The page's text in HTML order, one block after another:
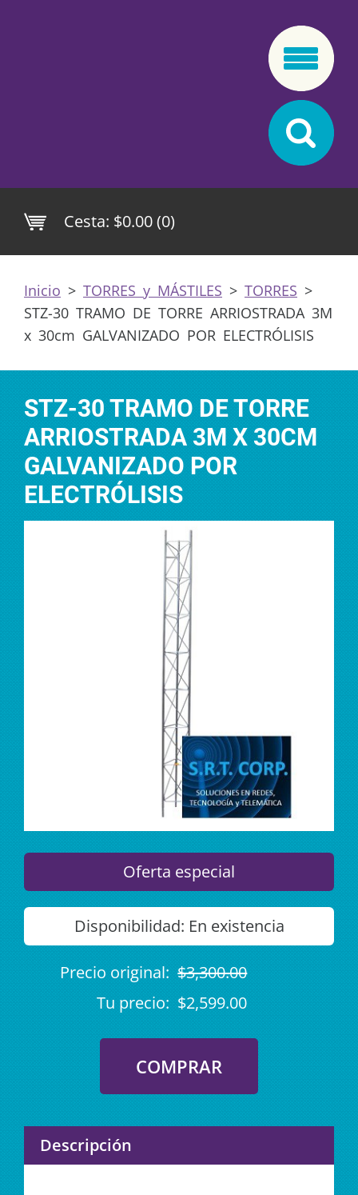
Cesta: $0.00 (0)
Inicio > TORRES y MÁSTILES > TORRES >
STZ-30 TRAMO DE TORRE ARRIOSTRADA 3M
x 30cm GALVANIZADO POR ELECTRÓLISIS
STZ-30 TRAMO DE TORRE
ARRIOSTRADA 3M X 30CM
GALVANIZADO POR
ELECTRÓLISIS
Oferta especial
Disponibilidad: En existencia
Precio original: $3,300.00
Tu precio: $2,599.00
Descripción